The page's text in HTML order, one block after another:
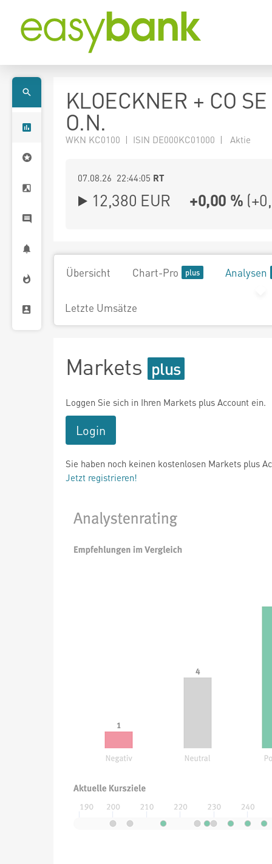
KLOECKNER + CO
O.N.
WKN KC0100 | ISIN DE000KC01000 | Aktie
07.08.26 22:44:05 RT
12,380 EUR +0,00 % (
Übersicht Chart-Pro Analysen
Letzte Umsätze
Markets
Loggen Sie sich in Ihren Markets plus Account ein.
Login
Sie haben noch keinen kostenlosen Markets plus
Jetzt registrieren!